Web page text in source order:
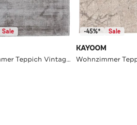
Sale
Wohnzimmer Teppich Vintage Teppich My Raaja 230
-45%* Sale
KAYOOM